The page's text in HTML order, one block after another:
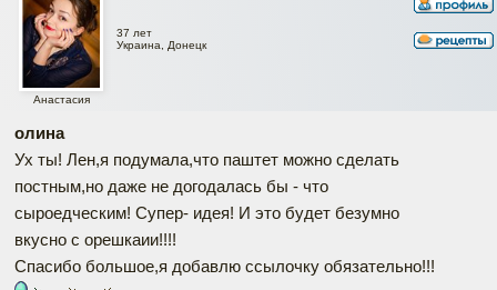
Анастасия
37 лет
Украина, Донецк
олина
Ух ты! Лен,я подумала,что паштет можно сделать
постным,но даже не догодалась бы - что
сыроедческим! Супер- идея! И это будет безумно
вкусно с орешкаии!!!!
Спасибо большое,я добавлю ссылочку обязательно!!!